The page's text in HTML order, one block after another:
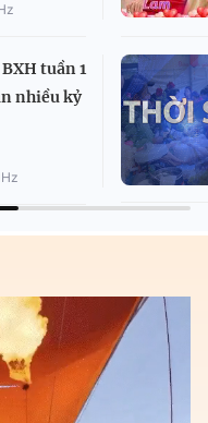
tuần 1
nhiều kỷ